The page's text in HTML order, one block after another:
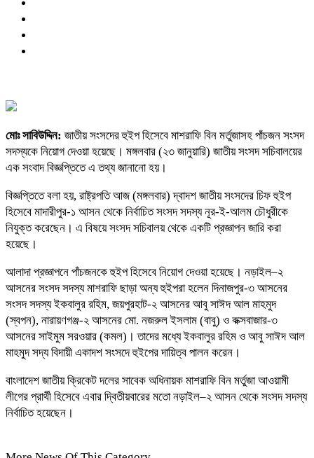
মোঃ সাবিউদ্দিন: জাতীয় সংসদের হুইপ হিসেবে মাশরাফি বিন মর্তুজাসহ পাঁচজন সংসদ
সদস্যকে নিয়োগ দেওয়া হয়েছে। মঙ্গলবার (২৩ জানুয়ারি) জাতীয় সংসদ সচিবালয়ের
এক সংবাদ বিজ্ঞপ্তিতে এ তথ্য জানানো হয়।
বিজ্ঞপ্তিতে বলা হয়, রাষ্ট্রপতি আজ (মঙ্গলবার) দ্বাদশ জাতীয় সংসদের চিফ হুইপ
হিসেবে মাদারীপুর-১ আসন থেকে নির্বাচিত সংসদ সদস্য নূর-ই-আলম চৌধুরীকে
নিযুক্ত করেছেন। এ বিষয়ে সংসদ সচিবালয় থেকে একটি প্রজ্ঞাপন জারি করা
হয়েছে।
আলাদা প্রজ্ঞাপনে পাঁচজনকে হুইপ হিসেবে নিয়োগ দেওয়া হয়েছে। নড়াইল–২
আসনের সংসদ সদস্য মাশরাফি ছাড়া অন্য হুইপরা হলেন দিনাজপুর-৩ আসনের
সংসদ সদস্য ইকবালুর রহিম, জয়পুরহাট-২ আসনের আবু সাঈদ আল মাহমুদ
(স্বপন), নারায়ণগঞ্জ-২ আসনের মো. নজরুল ইসলাম (বাবু) ও কক্সবাজার-৩
আসনের সাইমুম সরওয়ার (কমল)। তাদের মধ্যে ইকবালুর রহিম ও আবু সাঈদ আল
মাহমুদ সদ্য বিদায়ী একাদশ সংসদে হুইপের দায়িত্ব পালন করেন।
বাংলাদেশ জাতীয় ক্রিকেট দলের সাবেক অধিনায়ক মাশরাফি বিন মর্তুজা আওয়ামী
লীগের প্রার্থী হিসেবে এবার দ্বিতীয়বারের মতো নড়াইল–২ আসন থেকে সংসদ সদস্য
নির্বাচিত হয়েছেন।